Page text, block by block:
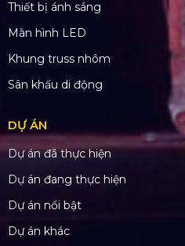
Thiết bị ánh sáng
Màn hình LED
Khung truss nhôm
Sân khấu di động
DỰ ÁN
Dự án đã thực hiện
Dự án đang thực hiện
Dự án nổi bật
Dự án khác